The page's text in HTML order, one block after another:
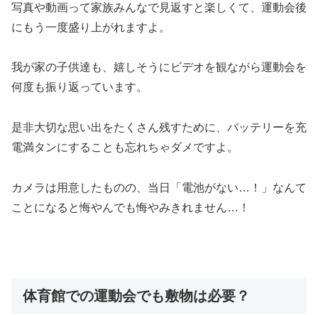
写真や動画って家族みんなで見返すと楽しくて、運動会後
にもう一度盛り上がれますよ。
我が家の子供達も、嬉しそうにビデオを観ながら運動会を
何度も振り返っています。
是非大切な思い出をたくさん残すために、バッテリーを充
電満タンにすることも忘れちゃダメですよ。
カメラは用意したものの、当日「電池がない…！」なんて
ことになると悔やんでも悔やみきれません…！
体育館での運動会でも敷物は必要？